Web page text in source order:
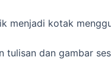
menjadi kotak
tulisan dan gambar